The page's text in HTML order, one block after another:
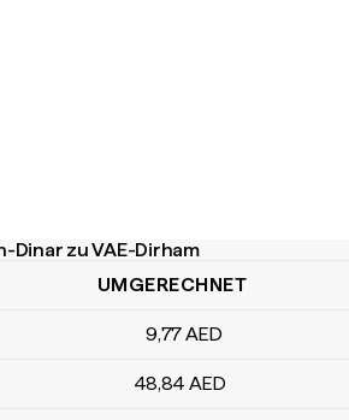
Dinar zu VAE-Dirham
zu VAE-Dirham
UMGERECHNET
9,77AED
48,84 AED